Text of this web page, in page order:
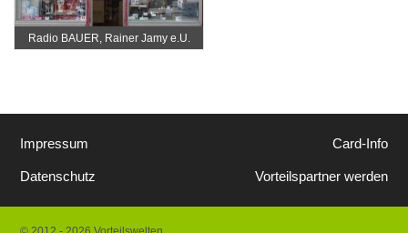
Radio BAUER, Rainer Jamy e.U.
Impressum
Datenschutz
Card-Info
Vorteilspartner werden
© 2012 - 2026 Vorteilswelten